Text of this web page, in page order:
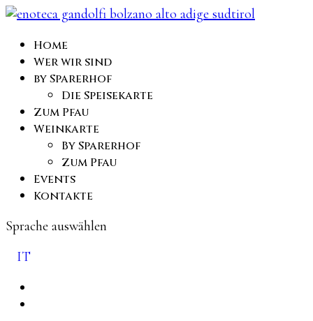
Home
Wer wir sind
by Sparerhof
Die Speisekarte
Zum Pfau
Weinkarte
By Sparerhof
Zum Pfau
Events
Kontakte
Sprache auswählen
IT